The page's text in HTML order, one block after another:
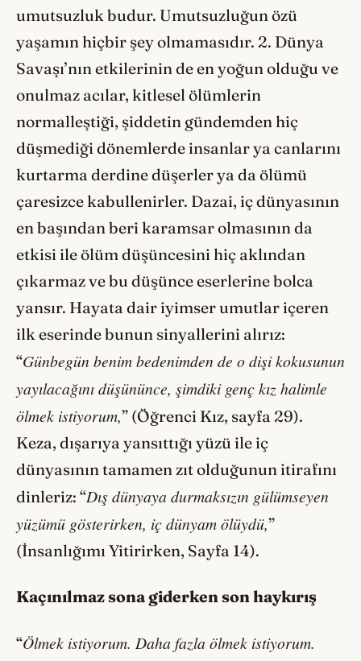
umutsuzluk budur. Umutsuzluğun özü
yaşamın hiçbir şey olmamasıdır. 2. Dünya
Savaşı’nın etkilerinin de en yoğun olduğu ve
onulmaz acılar, kitlesel ölümlerin
normalleştiği, şiddetin gündemden hiç
düşmediği dönemlerde insanlar ya canlarını
kurtarma derdine düşerler ya da ölümü
çaresizce kabullenirler. Dazai, iç dünyasının
en başından beri karamsar olmasının da
etkisi ile ölüm düşüncesini hiç aklından
çıkarmaz ve bu düşünce eserlerine bolca
yansır. Hayata dair iyimser umutlar içeren
ilk eserinde bunun sinyallerini alırız:
“Günbegün benim bedenimden de o dişi kokusunun
yayılacağını düşününce, şimdiki genç kız halimle
ölmek istiyorum,” (Öğrenci Kız, sayfa 29).
Keza, dışarıya yansıttığı yüzü ile iç
dünyasının tamamen zıt olduğunun itirafını
dinleriz: “Dış dünyaya durmaksızın gülümseyen
yüzümü gösterirken, iç dünyam ölüydü,”
(İnsanlığımı Yitirirken, Sayfa 14).
Kaçınılmaz sona giderken son haykırış
“Ölmek istiyorum. Daha fazla ölmek istiyorum.